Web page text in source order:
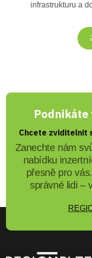
infrastrukturu a
Podnikáte
Chcete zviditelnit
Zanechte nám
nabídku
přesně pro
správné lidi –